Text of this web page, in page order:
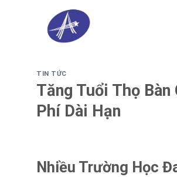
TIN TỨC
Tăng Tuổi Thọ
Phí Dài Hạn
Nhiều Trường Học